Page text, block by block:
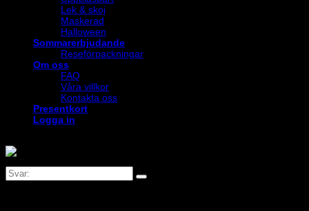
Lek & skoj
Maskerad
Halloween
Sommarerbjudande
Reseförpackningar
Om oss
FAQ
Våra villkor
Kontakta oss
Presentkort
Logga in